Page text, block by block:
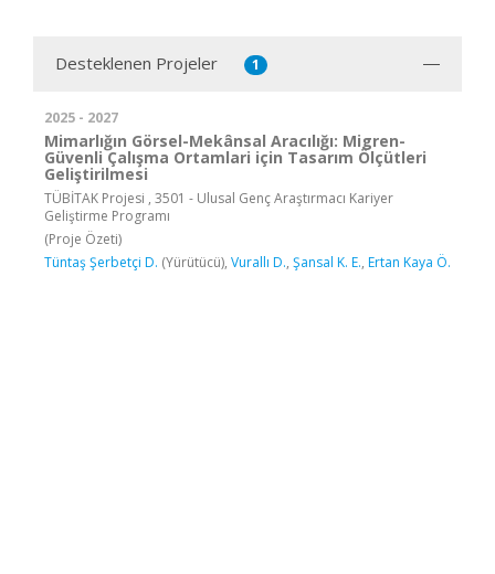
Desteklenen Projeler 1
2025 - 2027
Mimarlığın Görsel-Mekânsal Aracılığı: Migren-
Güvenli Çalışma Ortamlari için Tasarım Ölçütleri
Geliştirilmesi
TÜBİTAK Projesi , 3501 - Ulusal Genç Araştırmacı Kariyer
Geliştirme Programı
(Proje Özeti)
Tüntaş Şerbetçi D. (Yürütücü), Vurallı D., Şansal K. E., Ertan Kaya Ö.